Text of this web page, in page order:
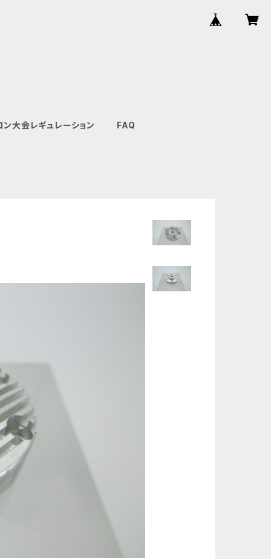
ン大会レギュレーション FAQ